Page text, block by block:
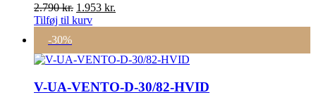
2.790kr. Den
oprindelige
2.790 kr..
1.953 kr.
1.953 kr..
Tilføj til kurv
-30%
V-UA-VENTO-D-30/82-HVID